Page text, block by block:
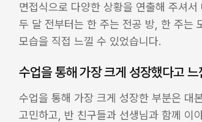
면접식으로 다양한 상황을 연출해 주셔
두 달 전부터는 한 주는 전공 방, 한 주는
모습을 직접 느낄 수 있었습니다.
수업을 통해 가장 크게 성장했다고
수업을 통해 가장 크게 성장한 부분은 대
고민하고, 반 친구들과 선생님과 함께 이